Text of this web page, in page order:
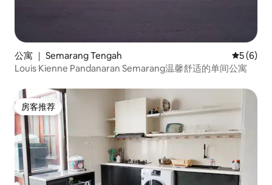
公寓 ｜ Semarang Tengah 平均评分
5 (6)
Louis Kienne Pandanaran Semarang温馨舒适的单间公寓
房客推荐
房客推荐